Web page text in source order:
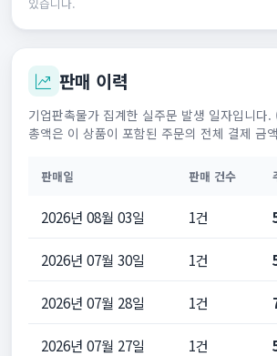
판매 이력
기업판촉물가 집계한 실주문 발생 일자입니다
총액은 이 상품이 포함된 주문의 전체 결제 금
판매일 판매 건수
2026년 08월 03일 1건
2026년 07월 30일 1건
2026년 07월 28일 1건
2026년 07월 27일 1건